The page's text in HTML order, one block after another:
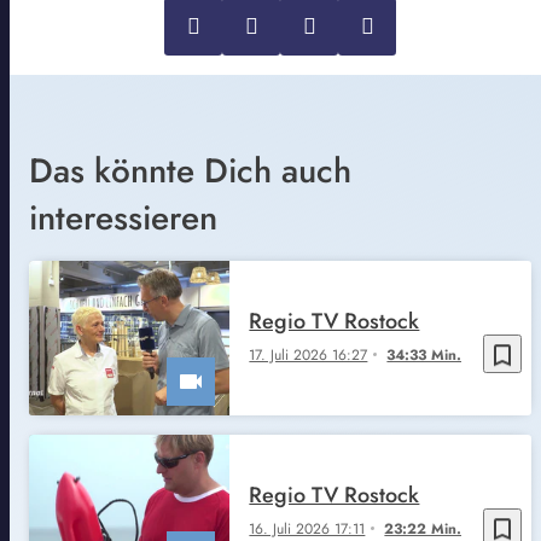
Das könnte Dich auch
interessieren
bookmark_border
17. Juli 2026 16:27 34:33 Min.
Regio TV Rostock
bookmark_border
16. Juli 2026 17:11 23:22 Min.
Regio TV Rostock